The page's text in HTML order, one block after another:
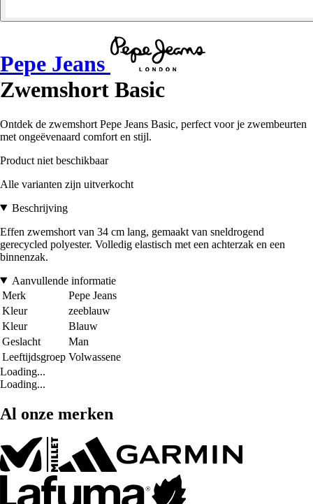
Pepe Jeans
Zwemshort Basic
Ontdek de zwemshort Pepe Jeans Basic, perfect voor je zwembeurten
met ongeëvenaard comfort en stijl.
Product niet beschikbaar
Alle varianten zijn uitverkocht
Beschrijving
Effen zwemshort van 34 cm lang, gemaakt van sneldrogend
gerecycled polyester. Volledig elastisch met een achterzak en een
binnenzak.
Aanvullende informatie
Merk
Pepe Jeans
Kleur
zeeblauw
Kleur
Blauw
Geslacht
Man
Leeftijdsgroep Volwassene
Loading...
Loading...
Al onze merken